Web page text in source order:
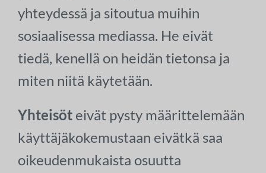
yhteydessä ja sitoutua muihin
sosiaalisessa mediassa. He eivät
tiedä, kenellä on heidän tietonsa ja
miten niitä käytetään.
Yhteisöt eivät pysty määrittelemään
käyttäjäkokemustaan eivätkä saa
oikeudenmukaista osuutta